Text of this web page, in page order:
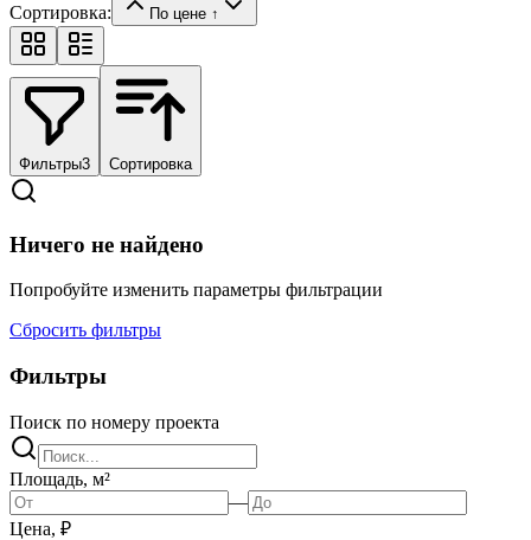
Сортировка: По цене ↑
Фильтры3 Сортировка
Ничего не найдено
Попробуйте изменить параметры фильтрации
Сбросить фильтры
Фильтры
Поиск по номеру проекта
Площадь, м²
—
Цена, ₽